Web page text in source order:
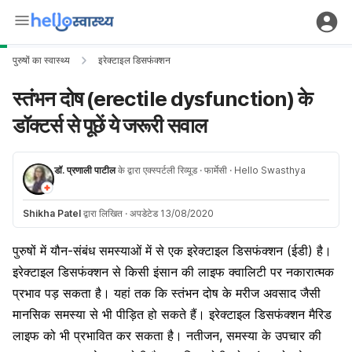
पुरुषों का स्वास्थ्य इरेक्टाइल डिसफंक्शन
स्तंभन दोष (erectile dysfunction) के
डॉक्टर्स से पूछें ये जरूरी सवाल
डॉ. प्रणाली पाटीलके द्वारा एक्स्पर्टली रिव्यूड · फार्मेसी · Hello Swasthya
Shikha Patel द्वारा लिखित · अपडेटेड 13/08/2020
पुरुषों में यौन-संबंध समस्याओं में से एक इरेक्टाइल डिसफंक्शन (ईडी) है।
इरेक्टाइल डिसफंक्शन से किसी इंसान की लाइफ क्वालिटी पर नकारात्मक
प्रभाव पड़ सकता है। यहां तक किस्तंभन दोष के मरीज अवसाद जैसी
मानसिक समस्या से भी पीड़ित हो सकते हैं। इरेक्टाइल डिसफंक्शन मैरिड
लाइफ को भी प्रभावित कर सकता है। नतीजन, समस्या के उपचार की